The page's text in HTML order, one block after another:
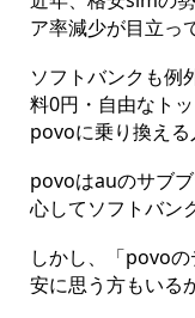
ア率減少が目立っ
ソフトバンクも例
料0円・自由なト
povoに乗り換える
povoはauのサブ
心してソフトバン
しかし、「povo
安に思う方もいる